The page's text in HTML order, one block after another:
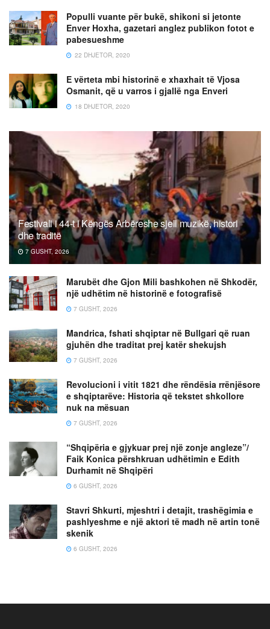
Populli vuante për bukë, shikoni si jetonte
Enver Hoxha, gazetari anglez publikon fotot e
pabesueshme
22 DHJETOR, 2020
E vërteta mbi historinë e xhaxhait të Vjosa
Osmanit, që u varros i gjallë nga Enveri
18 DHJETOR, 2020
Festivali i 44-t i Këngës Arbëreshe sjell muzikë, histori
dhe traditë
7 GUSHT, 2026
Marubët dhe Gjon Mili bashkohen në Shkodër,
një udhëtim në historinë e fotografisë
7 GUSHT, 2026
Mandrica, fshati shqiptar në Bullgari që ruan
gjuhën dhe traditat prej katër shekujsh
7 GUSHT, 2026
Revolucioni i vitit 1821 dhe rëndësia rrënjësore
e shqiptarëve: Historia që tekstet shkollore
nuk na mësuan
7 GUSHT, 2026
“Shqipëria e gjykuar prej një zonje angleze”/
Faik Konica përshkruan udhëtimin e Edith
Durhamit në Shqipëri
6 GUSHT, 2026
Stavri Shkurti, mjeshtri i detajit, trashëgimia e
pashlyeshme e një aktori të madh në artin tonë
skenik
6 GUSHT, 2026